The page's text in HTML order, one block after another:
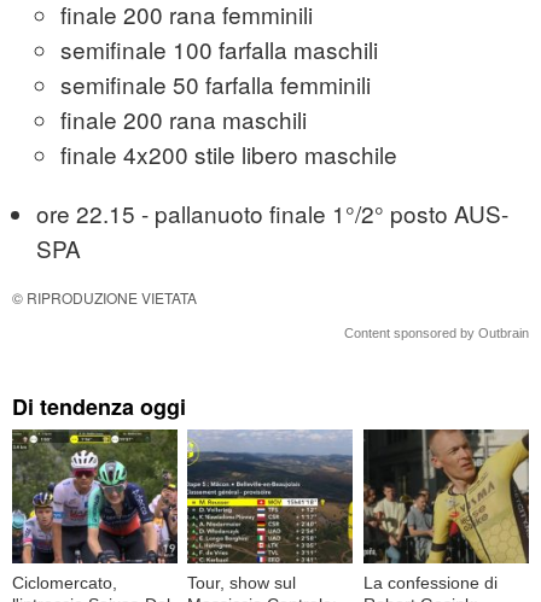
finale 200 rana femminili
semifinale 100 farfalla maschili
semifinale 50 farfalla femminili
finale 200 rana maschili
finale 4x200 stile libero maschile
ore 22.15 - pallanuoto finale 1°/2° posto AUS-
SPA
© RIPRODUZIONE VIETATA
Content sponsored by Outbrain
Di tendenza oggi
Ciclomercato,
Tour, show sul
La confessione di